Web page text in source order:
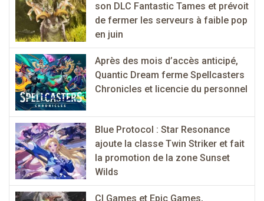
son DLC Fantastic Tames et prévoit
de fermer les serveurs à faible pop
en juin
Après des mois d’accès anticipé,
Quantic Dream ferme Spellcasters
Chronicles et licencie du personnel
Blue Protocol : Star Resonance
ajoute la classe Twin Striker et fait
la promotion de la zone Sunset
Wilds
CI Games et Epic Games,